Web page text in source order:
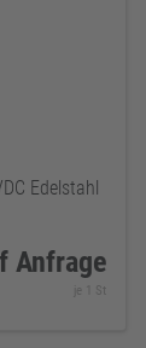
Edelstahl
Anfrage
je 1 St